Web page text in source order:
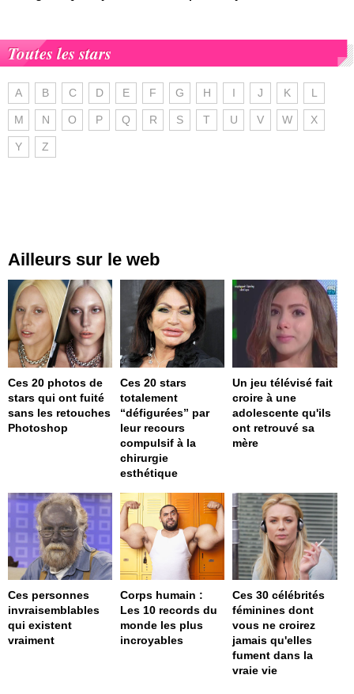
Toutes les stars
A B C D E F G H I J K L
M N O P Q R S T U V W X
Y Z
Ailleurs sur le web
Ces 20 photos de
stars qui ont fuité
sans les retouches
Photoshop
Ces 20 stars
totalement
“défigurées” par
leur recours
compulsif à la
chirurgie
esthétique
Un jeu télévisé fait
croire à une
adolescente qu'ils
ont retrouvé sa
mère
Ces personnes
invraisemblables
qui existent
vraiment
Corps humain :
Les 10 records du
monde les plus
incroyables
Ces 30 célébrités
féminines dont
vous ne croirez
jamais qu'elles
fument dans la
vraie vie